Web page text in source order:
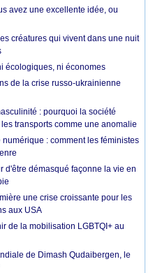
avez une excellente idée, ou
créatures qui vivent dans une nuit
écologiques, ni économes
de la crise russo-ukrainienne
: pourquoi la société
transports comme une anomalie
: comment les féministes
d'être démasqué façonne la vie en
une crise croissante pour les
aux USA
de la mobilisation LGBTQI+ au
de Dimash Qudaibergen, le